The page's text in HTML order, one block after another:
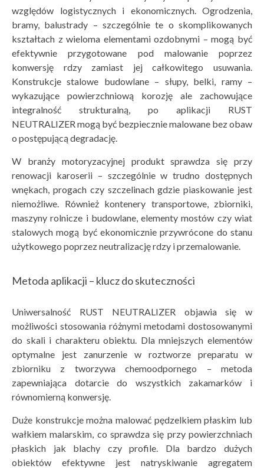
względów logistycznych i ekonomicznych. Ogrodzenia,
bramy, balustrady – szczególnie te o skomplikowanych
kształtach z wieloma elementami ozdobnymi – mogą być
efektywnie przygotowane pod malowanie poprzez
konwersję rdzy zamiast jej całkowitego usuwania.
Konstrukcje stalowe budowlane – słupy, belki, ramy –
wykazujące powierzchniową korozję ale zachowujące
integralność strukturalną, po aplikacji RUST
NEUTRALIZER mogą być bezpiecznie malowane bez obaw
o postępującą degradację.
W branży motoryzacyjnej produkt sprawdza się przy
renowacji karoserii – szczególnie w trudno dostępnych
wnękach, progach czy szczelinach gdzie piaskowanie jest
niemożliwe. Również kontenery transportowe, zbiorniki,
maszyny rolnicze i budowlane, elementy mostów czy wiat
stalowych mogą być ekonomicznie przywrócone do stanu
użytkowego poprzez neutralizację rdzy i przemalowanie.
Metoda aplikacji – klucz do skuteczności
Uniwersalność RUST NEUTRALIZER objawia się w
możliwości stosowania różnymi metodami dostosowanymi
do skali i charakteru obiektu. Dla mniejszych elementów
optymalne jest zanurzenie w roztworze preparatu w
zbiorniku z tworzywa chemoodpornego – metoda
zapewniająca dotarcie do wszystkich zakamarków i
równomierną konwersję.
Duże konstrukcje można malować pędzelkiem płaskim lub
wałkiem malarskim, co sprawdza się przy powierzchniach
płaskich jak blachy czy profile. Dla bardzo dużych
obiektów efektywne jest natryskiwanie agregatem